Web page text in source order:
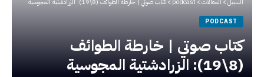
السبيل> المقالات>
podcast
>كتاب صوتي | خارطة الطوائف (8\19): الزرادشتية المجوسية
PODCAST
كتاب صوتي | خارطة الطوائف
(8\19): الزرادشتية المجوسية